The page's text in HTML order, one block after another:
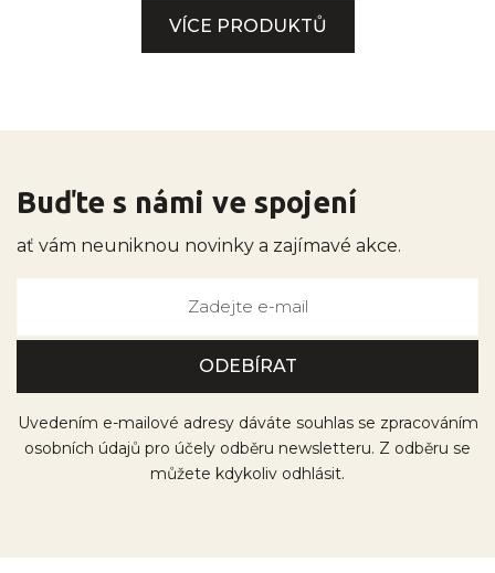
VÍCE PRODUKTŮ
Buďte s námi ve spojení
ať vám neuniknou novinky a zajímavé akce.
Uvedením e-mailové adresy dáváte souhlas se zpracováním
osobních údajů pro účely odběru newsletteru. Z odběru se
můžete kdykoliv odhlásit.